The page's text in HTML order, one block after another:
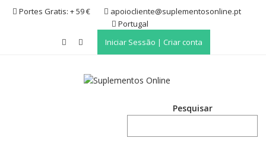
Skip Portes Gratis: + 59 €
apoiocliente@suplementosonline.pt
Portugal
Iniciar Sessão | Criar conta
Pesquisar